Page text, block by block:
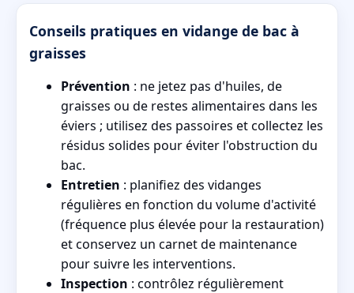
Conseils pratiques en vidange de bac à
graisses
Prévention : ne jetez pas d'huiles, de
graisses ou de restes alimentaires dans les
éviers ; utilisez des passoires et collectez les
résidus solides pour éviter l'obstruction du
bac.
Entretien : planifiez des vidanges
régulières en fonction du volume d'activité
(fréquence plus élevée pour la restauration)
et conservez un carnet de maintenance
pour suivre les interventions.
Inspection : contrôlez régulièrement